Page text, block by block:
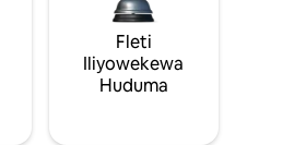
Fleti
Iliyowekewa
Huduma